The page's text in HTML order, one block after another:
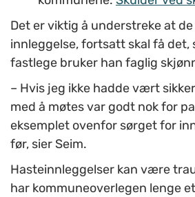
Det er viktig å understreke at
innleggelse, fortsatt skal få det,
fastlege bruker han faglig
– Hvis jeg ikke hadde vært
med å møtes var godt nok for
eksemplet ovenfor sørget for
før, sier Seim.
Hasteinnleggelser kan være
har kommuneoverlegen lenge